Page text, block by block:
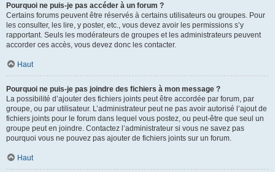
Pourquoi ne puis-je pas accéder à un forum ?
Certains forums peuvent être réservés à certains utilisateurs ou groupes. Pour
les consulter, les lire, y poster, etc., vous devez avoir les permissions s’y
rapportant. Seuls les modérateurs de groupes et les administrateurs peuvent
accorder ces accès, vous devez donc les contacter.
Haut
Pourquoi ne puis-je pas joindre des fichiers à mon message ?
La possibilité d’ajouter des fichiers joints peut être accordée par forum, par
groupe, ou par utilisateur. L’administrateur peut ne pas avoir autorisé l’ajout de
fichiers joints pour le forum dans lequel vous postez, ou peut-être que seul un
groupe peut en joindre. Contactez l’administrateur si vous ne savez pas
pourquoi vous ne pouvez pas ajouter de fichiers joints sur un forum.
Haut